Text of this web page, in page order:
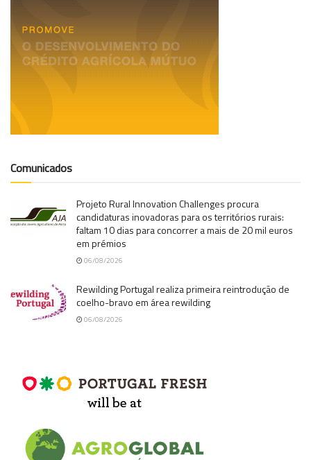
Comunicados
Projeto Rural Innovation Challenges procura
candidaturas inovadoras para os territórios rurais:
faltam 10 dias para concorrer a mais de 20 mil euros
em prémios
06/08/2026
Rewilding Portugal realiza primeira reintrodução de
coelho-bravo em área rewilding
06/08/2026